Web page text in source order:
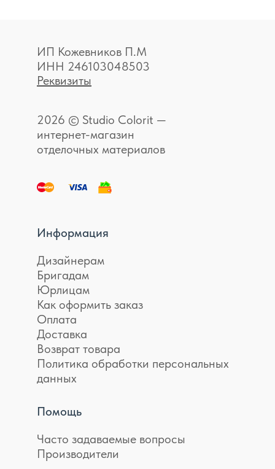
ИП Кожевников П.М
ИНН 246103048503
Реквизиты
2026 © Studio Colorit —
интернет-магазин
отделочных материалов
Информация
Дизайнерам
Бригадам
Юрлицам
Как оформить заказ
Оплата
Доставка
Возврат товара
Политика обработки персональных
данных
Помощь
Часто задаваемые вопросы
Производители